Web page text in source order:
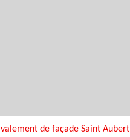
de façade Saint Aubert